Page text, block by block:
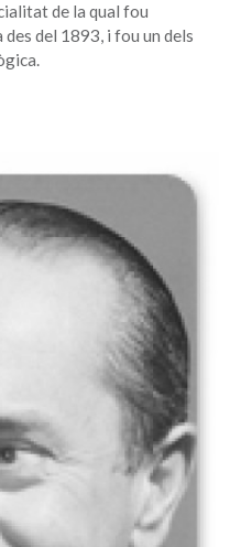
de la qual fou
del 1893, i fou un dels